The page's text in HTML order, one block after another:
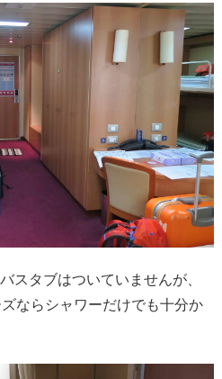
スタブはついていませんが、
ならシャワーだけでも十分か